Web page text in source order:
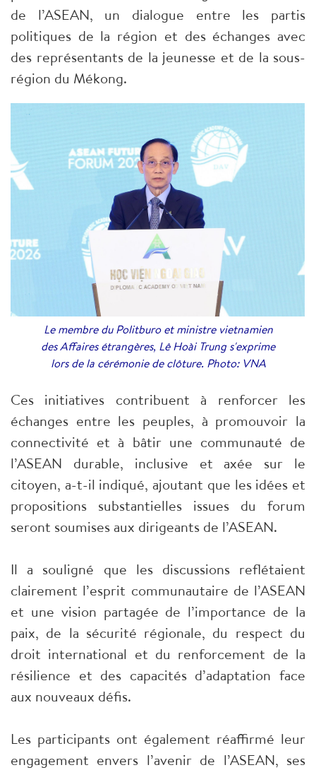
de l’ASEAN, un dialogue entre les partis
politiques de la région et des échanges avec
des représentants de la jeunesse et de la sous-
région du Mékong.
Le membre du Politburo et ministre vietnamien
des Affaires étrangères, Lê Hoài Trung s'exprime
lors de la cérémonie de clôture. Photo: VNA
Ces initiatives contribuent à renforcer les
échanges entre les peuples, à promouvoir la
connectivité et à bâtir une communauté de
l’ASEAN durable, inclusive et axée sur le
citoyen, a-t-il indiqué, ajoutant que les idées et
propositions substantielles issues du forum
seront soumises aux dirigeants de l’ASEAN.
Il a souligné que les discussions reflétaient
clairement l’esprit communautaire de l’ASEAN
et une vision partagée de l’importance de la
paix, de la sécurité régionale, du respect du
droit international et du renforcement de la
résilience et des capacités d’adaptation face
aux nouveaux défis.
Les participants ont également réaffirmé leur
engagement envers l’avenir de l’ASEAN, ses